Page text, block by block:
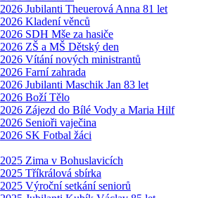
2026 Jubilanti Theuerová Anna 81 let
2026 Kladení věnců
2026 SDH Mše za hasiče
2026 ZŠ a MŠ Dětský den
2026 Vítání nových ministrantů
2026 Farní zahrada
2026 Jubilanti Maschik Jan 83 let
2026 Boží Tělo
2026 Zájezd do Bílé Vody a Maria Hilf
2026 Senioři vaječina
2026 SK Fotbal žáci
2025 Zima v Bohuslavicích
2025 Tříkrálová sbírka
2025 Výroční setkání seniorů